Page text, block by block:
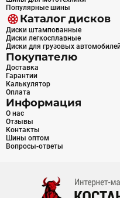
Популярные шины
Каталог дисков
Диски штампованные
Диски легкосплавные
Диски для грузовых
Покупателю
Доставка
Гарантии
Калькулятор
Оплата
Информация
О нас
Отзывы
Контакты
Шины оптом
Вопросы-ответы